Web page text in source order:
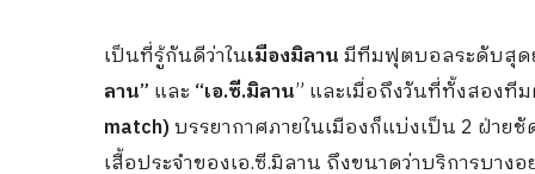
เป็นที่รู้กันดีว่าในเมืองมิลานมีทีมฟุตบอลระดับสุด
ลาน” และ “เอ.ซี.มิลาน” และเมื่อถึงวันที่ทั้งสองที
match)บรรยากาศภายในเมืองก็แบ่งเป็น 2 ฝ่า
เสื้อประจำของเอ.ซี.มิลาน ถึงขนาดว่าบริการบา